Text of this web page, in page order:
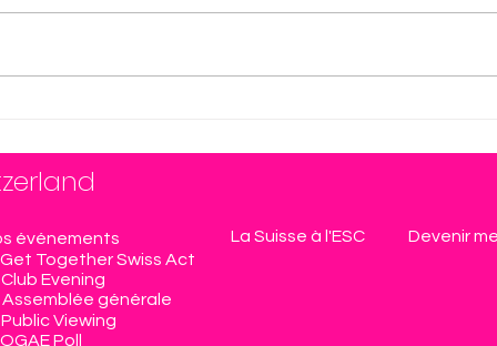
événements Devenir
La Suisse à l'ESC
Get Together Swiss Act
Club Evening
Assemblée générale
Public Viewing
OGAE Poll